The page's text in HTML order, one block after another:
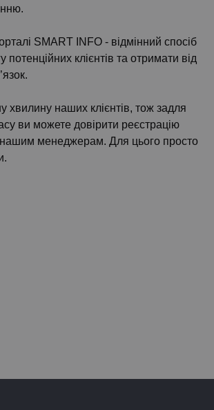
SMART INFO - відмінний спосіб
потенційних клієнтів та отримати від
хвилину наших клієнтів, тож задля
ви можете довірити реєстрацію
менеджерам. Для цього просто